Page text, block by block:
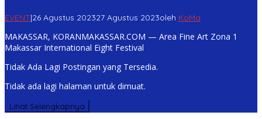
EVENT|26 Agustus 202327 Agustus 2023oleh KoMa
MAKASSAR, KORANMAKASSAR.COM — Area Fine Art Zona 1
Makassar International Eight Festival
Tidak Ada Lagi Postingan yang Tersedia.
Tidak ada lagi halaman untuk dimuat.
Lihat Selengkapnya